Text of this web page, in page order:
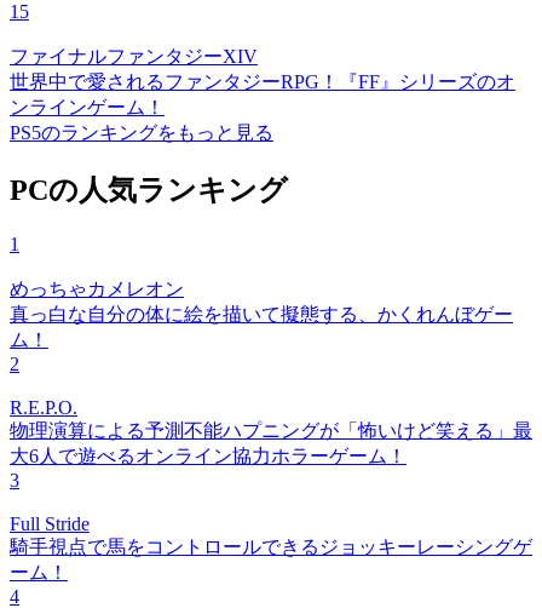
15
ファイナルファンタジーXIV
世界中で愛されるファンタジーRPG！『FF』シリーズのオ
ンラインゲーム！
PS5のランキングをもっと見る
PCの人気ランキング
1
めっちゃカメレオン
真っ白な自分の体に絵を描いて擬態する、かくれんぼゲー
ム！
2
R.E.P.O.
物理演算による予測不能ハプニングが「怖いけど笑える」最
大6人で遊べるオンライン協力ホラーゲーム！
3
Full Stride
騎手視点で馬をコントロールできるジョッキーレーシングゲ
ーム！
4